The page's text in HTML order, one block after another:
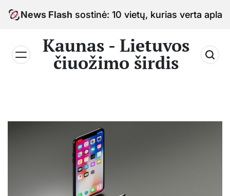
News Flash
čiuožimo sostinė: 10 vietų, kurias verta aplankyti
Kaunas - Lietuvos
čiuožimo širdis